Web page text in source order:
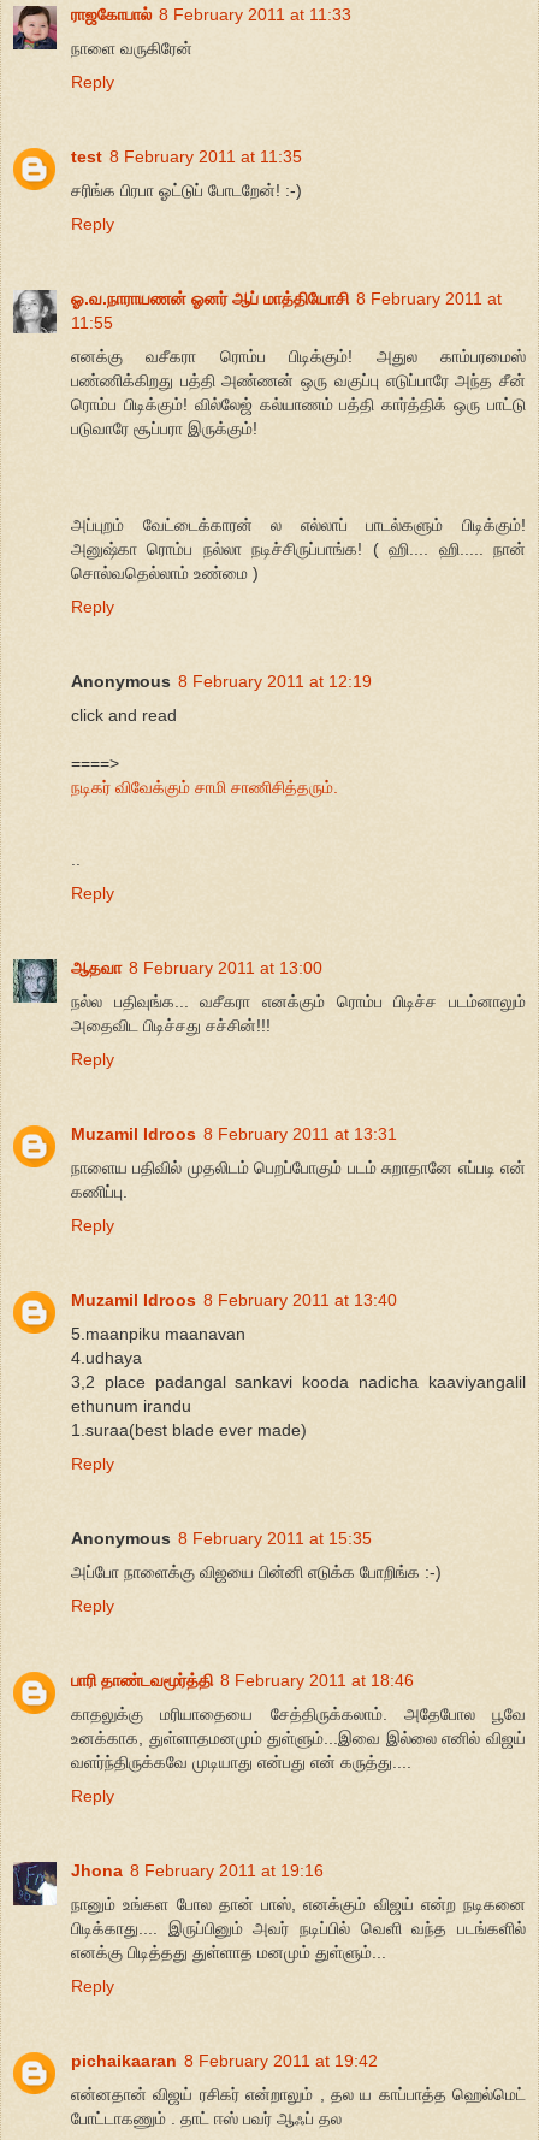
ராஜகோபால் 8 February 2011 at 11:33
நாளை வருகிரேன்
Reply
test 8 February 2011 at 11:35
சரிங்க பிரபா ஓட்டுப் போடறேன்! :-)
Reply
ஓ.வ.நாராயணன் ஓனர் ஆப் மாத்தியோசி 8 February 2011 at
11:55
எனக்கு வசீகரா ரொம்ப பிடிக்கும்! அதுல காம்பரமைஸ்
பண்ணிக்கிறது பத்தி அண்ணன் ஒரு வகுப்பு எடுப்பாரே அந்த சீன்
ரொம்ப பிடிக்கும்! வில்லேஜ் கல்யாணம் பத்தி கார்த்திக் ஒரு பாட்டு
படுவாரே சூப்பரா இருக்கும்!
அப்புறம் வேட்டைக்காரன் ல எல்லாப் பாடல்களும் பிடிக்கும்!
அனுஷ்கா ரொம்ப நல்லா நடிச்சிருப்பாங்க! ( ஹி.... ஹி..... நான்
சொல்வதெல்லாம் உண்மை )
Reply
Anonymous 8 February 2011 at 12:19
click and read
====>
நடிகர் விவேக்கும் சாமி சாணிசித்தரும்.
Reply
ஆதவா 8 February 2011 at 13:00
நல்ல பதிவுங்க... வசீகரா எனக்கும் ரொம்ப பிடிச்ச படம்னாலும்
அதைவிட பிடிச்சது சச்சின்!!!
Reply
Muzamil Idroos 8 February 2011 at 13:31
நாளைய பதிவில் முதலிடம் பெறப்போகும் படம் சுறாதானே எப்படி என்
கணிப்பு.
Reply
Muzamil Idroos 8 February 2011 at 13:40
5.maanpiku maanavan
4.udhaya
3,2 place padangal sankavi kooda nadicha kaaviyangalil
ethunum irandu
1.suraa(best blade ever made)
Reply
Anonymous 8 February 2011 at 15:35
அப்போ நாளைக்கு விஜயை பின்னி எடுக்க போறிங்க :-)
Reply
பாரி தாண்டவமூர்த்தி 8 February 2011 at 18:46
காதலுக்கு மரியாதையை சேத்திருக்கலாம். அதேபோல பூவே
உனக்காக, துள்ளாதமனமும் துள்ளும்...இவை இல்லை எனில் விஜய்
வளர்ந்திருக்கவே முடியாது என்பது என் கருத்து....
Reply
Jhona 8 February 2011 at 19:16
நானும் உங்கள போல தான் பாஸ், எனக்கும் விஜய் என்ற நடிகனை
பிடிக்காது.... இருப்பினும் அவர் நடிப்பில் வெளி வந்த படங்களில்
எனக்கு பிடித்தது துள்ளாத மனமும் துள்ளும்...
Reply
pichaikaaran 8 February 2011 at 19:42
என்னதான் விஜய் ரசிகர் என்றாலும் , தல ய காப்பாத்த ஹெல்மெட்
போட்டாகணும் . தாட் ஈஸ் பவர் ஆஃப் தல